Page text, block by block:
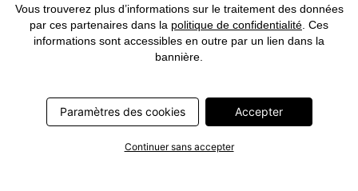
Vous trouverez plus d’informations sur le traitement des données
par ces partenaires dans la politique de confidentialité . Ces
informations sont accessibles en outre par un lien dans la
bannière.
Paramètres des cookies Accepter
Continuer sans accepter